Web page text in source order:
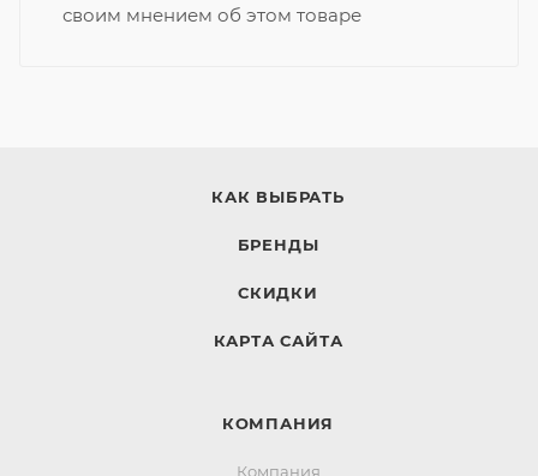
своим мнением об этом товаре
КАК ВЫБРАТЬ
БРЕНДЫ
СКИДКИ
КАРТА САЙТА
КОМПАНИЯ
Компания